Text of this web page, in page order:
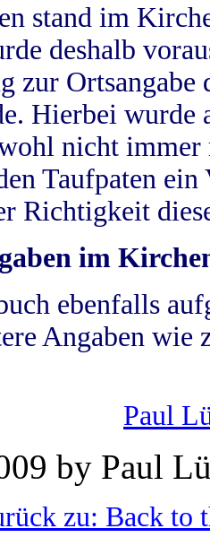
stand im
deshalb
zur
Hierbei wurde
nicht
Taufpaten
Richtigkeit
im
ebenfalls
Angaben wie
Paul
by Paul
zu: Back to